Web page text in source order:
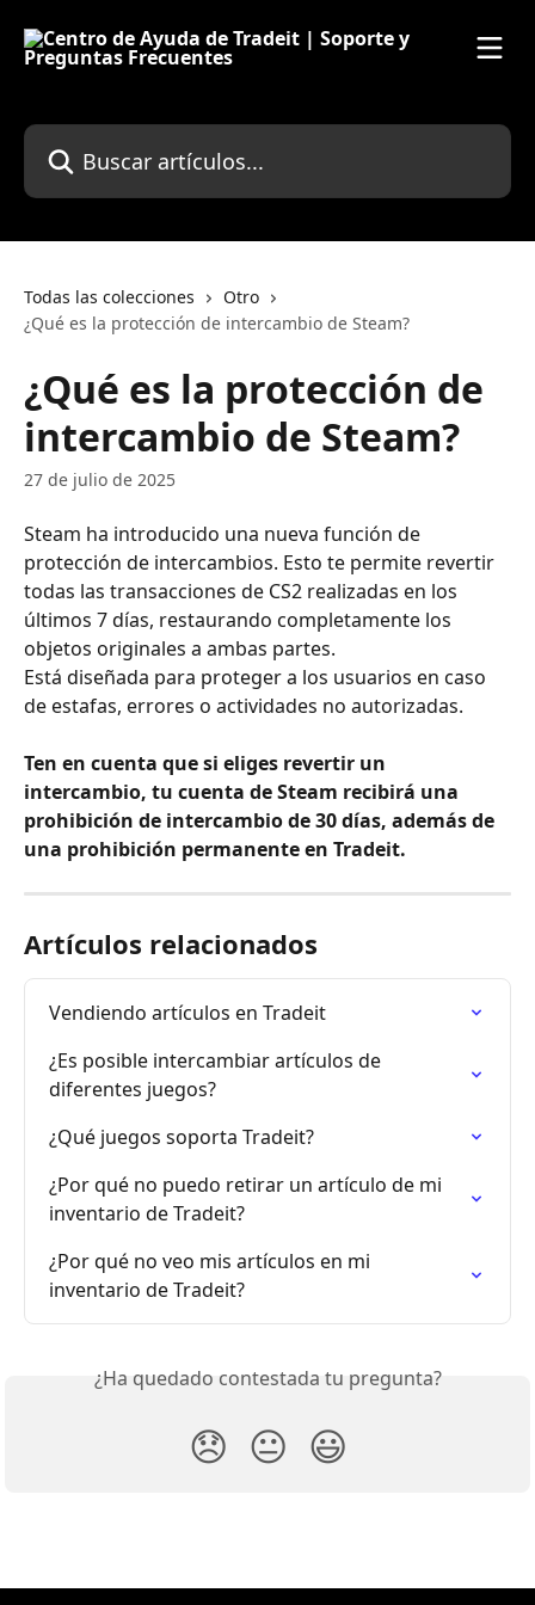
Buscar artículos...
Todas las colecciones
Otro
¿Qué es la protección de intercambio de Steam?
¿Qué es la protección de
intercambio de Steam?
27 de julio de 2025
Steam ha introducido una nueva función de
protección de intercambios. Esto te permite revertir
todas las transacciones de CS2 realizadas en los
últimos 7 días, restaurando completamente los
objetos originales a ambas partes.
Está diseñada para proteger a los usuarios en caso
de estafas, errores o actividades no autorizadas.
Ten en cuenta que si eliges revertir un
intercambio, tu cuenta de Steam recibirá una
prohibición de intercambio de 30 días, además de
una prohibición permanente en Tradeit.
Artículos relacionados
Vendiendo artículos en Tradeit
¿Es posible intercambiar artículos de
diferentes juegos?
¿Qué juegos soporta Tradeit?
¿Por qué no puedo retirar un artículo de mi
inventario de Tradeit?
¿Por qué no veo mis artículos en mi
inventario de Tradeit?
¿Ha quedado contestada tu pregunta?
😞 😐 😃